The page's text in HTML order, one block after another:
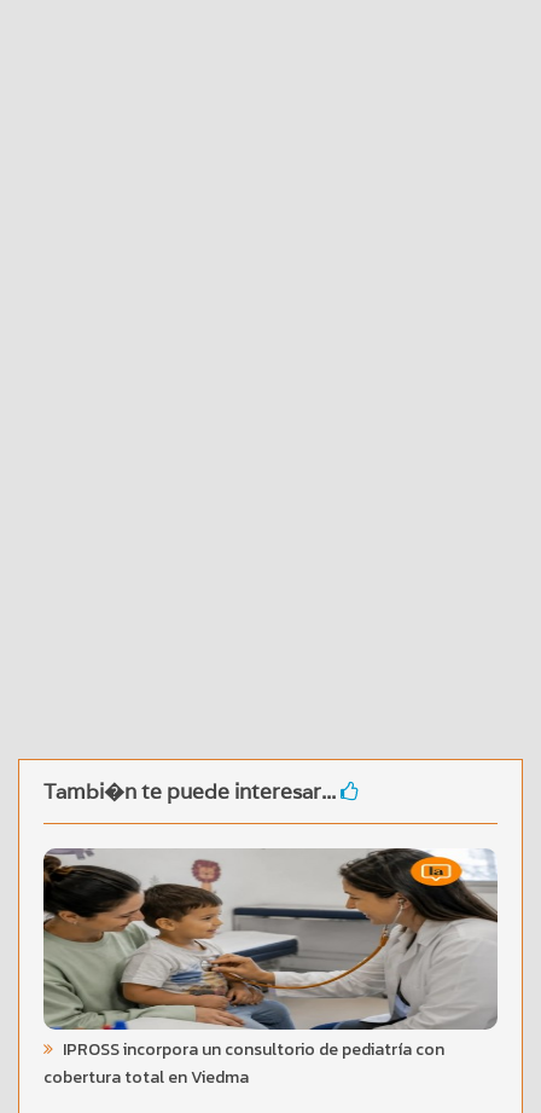
Tambi�n te puede interesar...
IPROSS incorpora un consultorio de pediatría con
cobertura total en Viedma